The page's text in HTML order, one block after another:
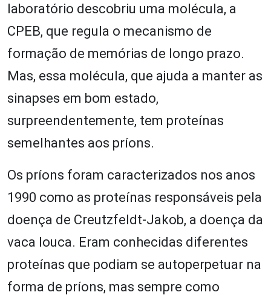
laboratório descobriu uma molécula, a
CPEB, que regula o mecanismo de
formação de memórias de longo prazo.
Mas, essa molécula, que ajuda a manter as
sinapses em bom estado,
surpreendentemente, tem proteínas
semelhantes aos príons.
Os príons foram caracterizados nos anos
1990 como as proteínas responsáveis pela
doença de Creutzfeldt-Jakob, a doença da
vaca louca. Eram conhecidas diferentes
proteínas que podiam se autoperpetuar na
forma de príons, mas sempre como